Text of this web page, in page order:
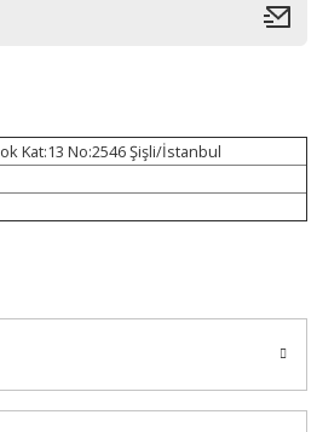
Kat:13 No:2546 Şişli/İstanbul